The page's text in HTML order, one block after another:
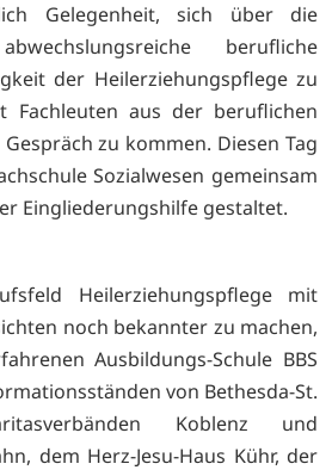
Gelegenheit, sich über die
berufliche
der Heilerziehungspflege zu
Fachleuten aus der beruflichen
zu kommen. Diesen Tag
Sozialwesen gemeinsam
Eingliederungshilfe gestaltet.
Heilerziehungspflege mit
noch bekannter zu machen,
Ausbildungs-Schule BBS
von Bethesda-St.
Koblenz und
dem Herz-Jesu-Haus Kühr, der